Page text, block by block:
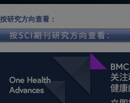
按研究方向查看：